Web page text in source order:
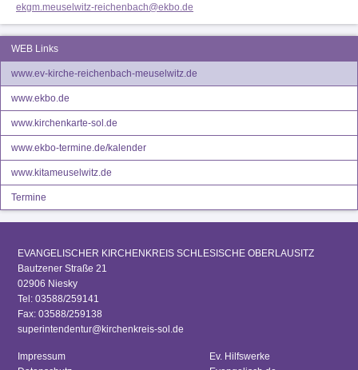
ekgm.meuselwitz-reichenbach@ekbo.de
WEB Links
www.ev-kirche-reichenbach-meuselwitz.de
www.ekbo.de
www.kirchenkarte-sol.de
www.ekbo-termine.de/kalender
www.kitameuselwitz.de
Termine
EVANGELISCHER KIRCHENKREIS SCHLESISCHE OBERLAUSITZ
Bautzener Straße 21
02906 Niesky
Tel: 03588/259141
Fax: 03588/259138
superintendentur@kirchenkreis-sol.de
Impressum
Ev. Hilfswerke